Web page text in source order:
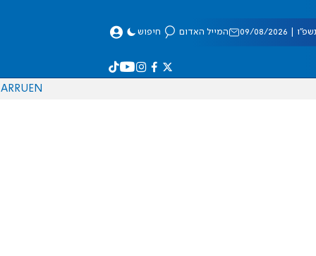
08/2026 המייל האדום חיפוש
EN
RU
AR